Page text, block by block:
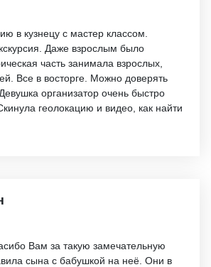
в кузнецу с мастер классом.
Даже взрослым было
часть занимала взрослых,
Все в восторге. Можно доверять
организатор очень быстро
геолокацию и видео, как найти
Вам за такую замечательную
сына с бабушкой на неё. Они в